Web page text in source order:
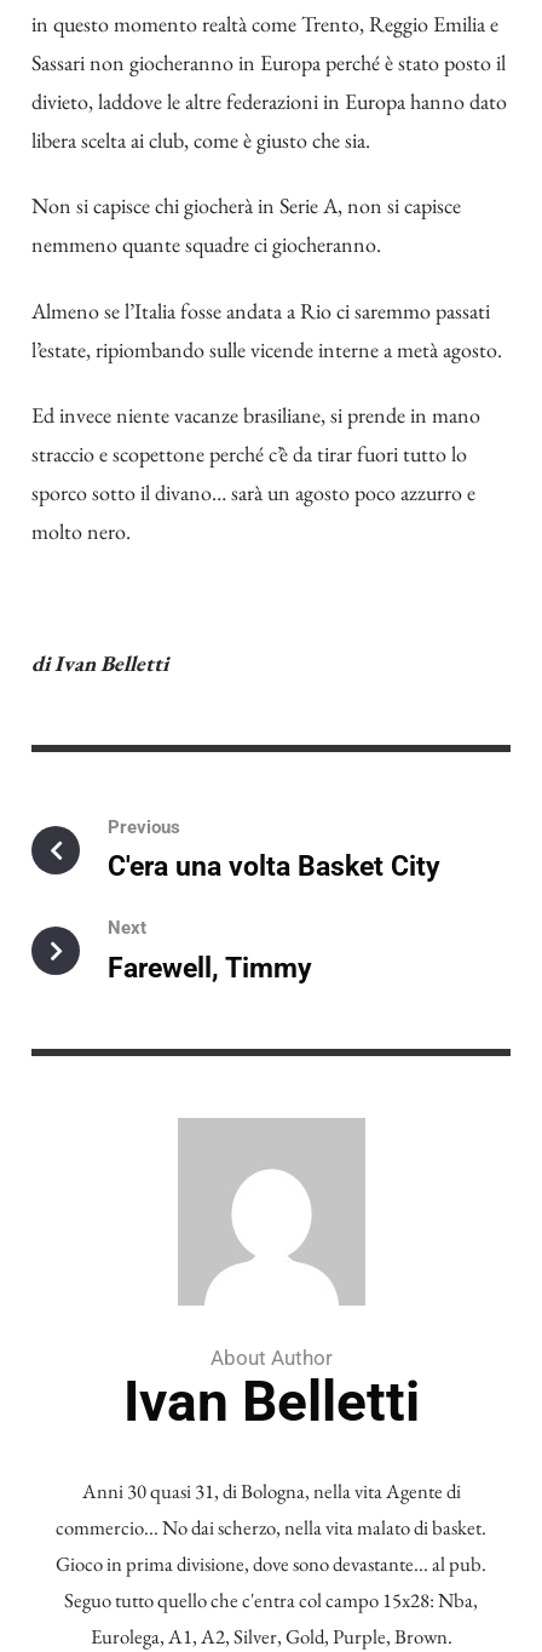
in questo momento realtà come Trento, Reggio Emilia e
Sassari non giocheranno in Europa perché è stato posto il
divieto, laddove le altre federazioni in Europa hanno dato
libera scelta ai club, come è giusto che sia.
Non si capisce chi giocherà in Serie A, non si capisce
nemmeno quante squadre ci giocheranno.
Almeno se l’Italia fosse andata a Rio ci saremmo passati
l’estate, ripiombando sulle vicende interne a metà agosto.
Ed invece niente vacanze brasiliane, si prende in mano
straccio e scopettone perché c’è da tirar fuori tutto lo
sporco sotto il divano… sarà un agosto poco azzurro e
molto nero.
di Ivan Belletti
Previous
C'era una volta Basket City
Next
Farewell, Timmy
About Author
Ivan Belletti
Anni 30 quasi 31, di Bologna, nella vita Agente di
commercio... No dai scherzo, nella vita malato di basket.
Gioco in prima divisione, dove sono devastante... al pub.
Seguo tutto quello che c'entra col campo 15x28: Nba,
Eurolega, A1, A2, Silver, Gold, Purple, Brown.